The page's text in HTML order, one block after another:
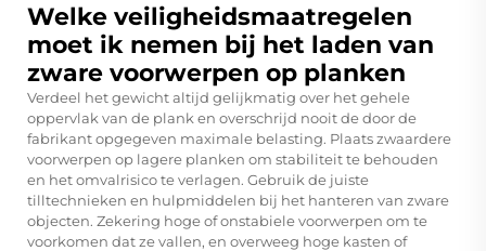
Welke veiligheidsmaatregelen
moet ik nemen bij het laden van
zware voorwerpen op planken
Verdeel het gewicht altijd gelijkmatig over het gehele
oppervlak van de plank en overschrijd nooit de door de
fabrikant opgegeven maximale belasting. Plaats zwaardere
voorwerpen op lagere planken om stabiliteit te behouden
en het omvalrisico te verlagen. Gebruik de juiste
tilltechnieken en hulpmiddelen bij het hanteren van zware
objecten. Zekering hoge of onstabiele voorwerpen om te
voorkomen dat ze vallen, en overweeg hoge kasten of